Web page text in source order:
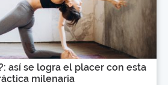
así se logra el placer con esta
milenaria